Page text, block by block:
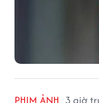
PHIM ẢNH 3 giờ